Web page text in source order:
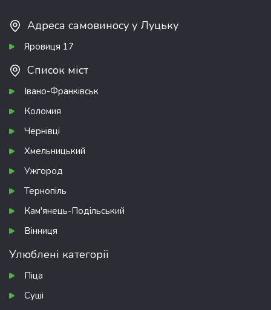
Адреса самовиносу у Луцьку
Яровиця 17
Список міст
Івано-Франківськ
Коломия
Чернівці
Хмельницький
Ужгород
Тернопіль
Кам'янець-Подільський
Вінниця
Улюблені категорії
Піца
Суші